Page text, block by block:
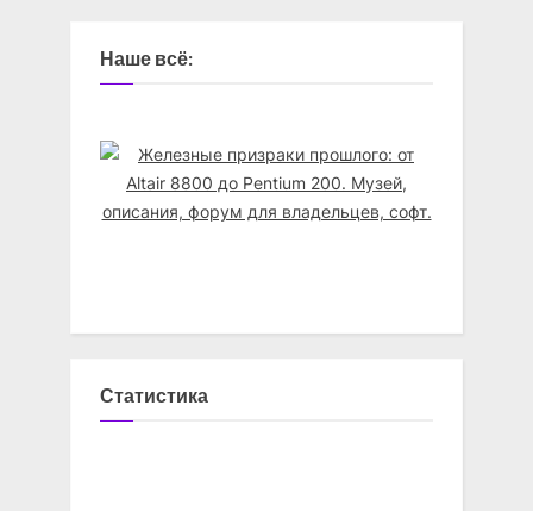
Наше всё:
Статистика